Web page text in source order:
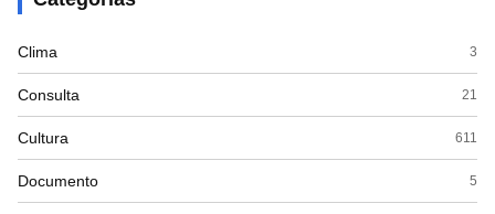
Clima 3
Consulta 21
Cultura 611
Documento 5